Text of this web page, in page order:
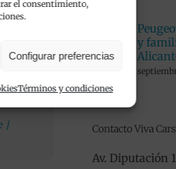
el consentimiento,
Configurar preferencias
Términos y condiciones
pues
/
y
Contacto Viva
Av. Diputación